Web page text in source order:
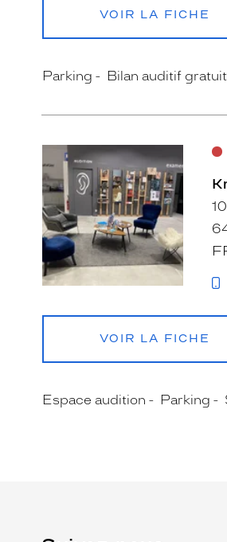
VOIR LA FICHE
Parking Bilan auditif gratuit
VOIR LA FICHE
Espace audition Parking